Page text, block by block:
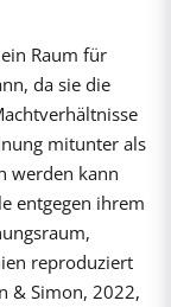
Raum für
da sie die
mitunter als
werden kann
entgegen ihrem
reproduziert
& Simon, 2022,